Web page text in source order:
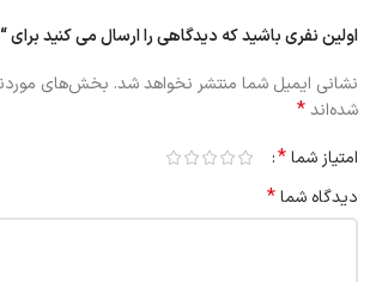
اولین نفری باشید که دیدگاهی را ارسال می کنید برای
نشانی ایمیل شما منتشر نخواهد شد. بخش‌های
شده‌اند*
امتیاز شما*
دیدگاه شما*